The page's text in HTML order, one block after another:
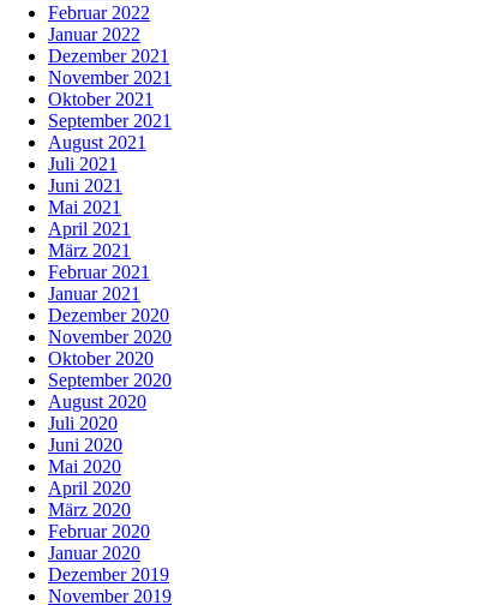
Februar 2022
Januar 2022
Dezember 2021
November 2021
Oktober 2021
September 2021
August 2021
Juli 2021
Juni 2021
Mai 2021
April 2021
März 2021
Februar 2021
Januar 2021
Dezember 2020
November 2020
Oktober 2020
September 2020
August 2020
Juli 2020
Juni 2020
Mai 2020
April 2020
März 2020
Februar 2020
Januar 2020
Dezember 2019
November 2019